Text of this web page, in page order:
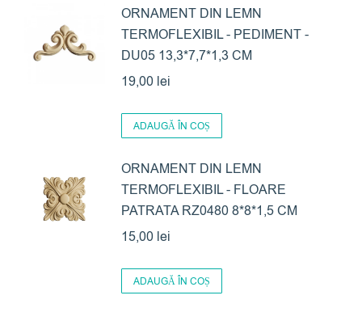
ORNAMENT DIN LEMN
TERMOFLEXIBIL - PEDIMENT -
DU05 13,3*7,7*1,3 CM
19,00 lei
ADAUGĂ ÎN COȘ
ORNAMENT DIN LEMN
TERMOFLEXIBIL - FLOARE
PATRATA RZ0480 8*8*1,5 CM
15,00 lei
ADAUGĂ ÎN COȘ